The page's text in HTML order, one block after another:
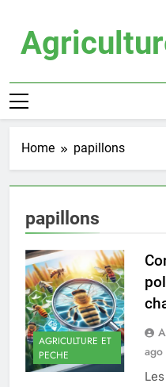
content
Home papillons
papillons
AGRICULTURE ET
PECHE
ago